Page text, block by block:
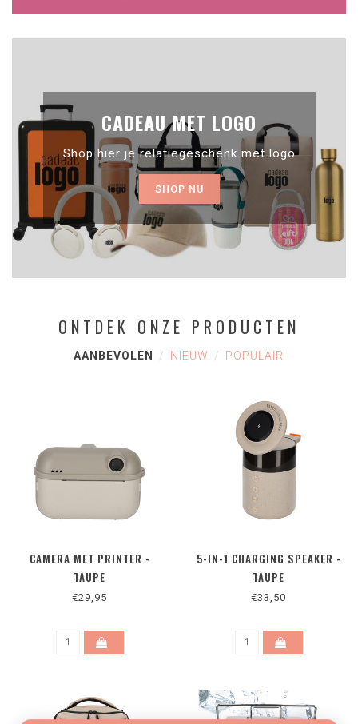
CADEAU MET LOGO
Shop hier je relatiegeschenk met logo
SHOP NU
ONTDEK ONZE PRODUCTEN
AANBEVOLEN NIEUW POPULAIR
CAMERA MET PRINTER -
TAUPE
€29,95
5-IN-1 CHARGING SPEAKER -
TAUPE
€33,50